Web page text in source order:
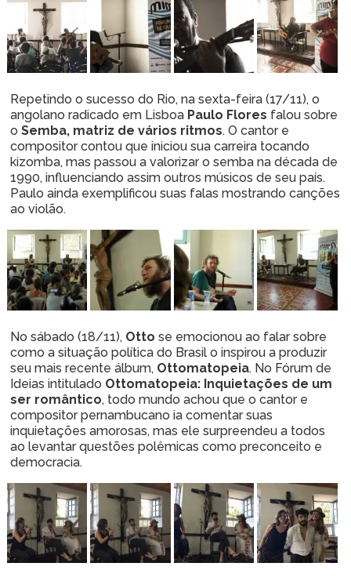
Repetindo o sucesso do Rio, na sexta-feira (17/11), o
angolano radicado em Lisboa Paulo Flores falou sobre
o Semba, matriz de vários ritmos. O cantor e
compositor contou que iniciou sua carreira tocando
kizomba, mas passou a valorizar o semba na década de
1990, influenciando assim outros músicos de seu país.
Paulo ainda exemplificou suas falas mostrando canções
ao violão.
No sábado (18/11), Otto se emocionou ao falar sobre
como a situação política do Brasil o inspirou a produzir
seu mais recente álbum, Ottomatopeia. No Fórum de
Ideias intitulado Ottomatopeia: Inquietações de um
ser romântico, todo mundo achou que o cantor e
compositor pernambucano ia comentar suas
inquietações amorosas, mas ele surpreendeu a todos
ao levantar questões polêmicas como preconceito e
democracia.